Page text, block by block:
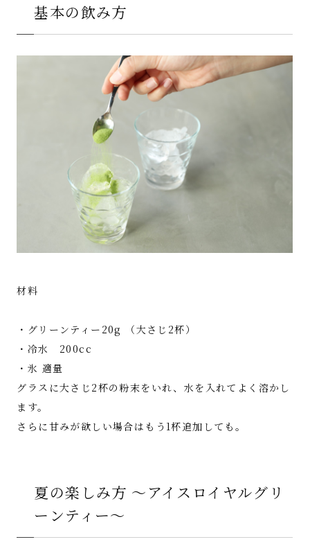
基本の飲み方
材料
・グリーンティー20g （大さじ2杯）
・冷水 200cc
・氷 適量
グラスに大さじ2杯の粉末をいれ、水を入れてよく溶かし
ます。
さらに甘みが欲しい場合はもう1杯追加しても。
夏の楽しみ方 ～アイスロイヤルグリ
ーンティー～